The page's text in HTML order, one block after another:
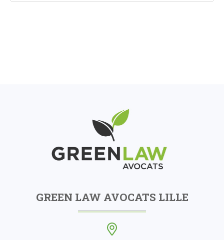
GREEN LAW AVOCATS LILLE